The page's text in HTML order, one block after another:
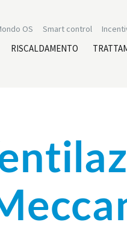
Smart control
OS
RISCALDAMENTO